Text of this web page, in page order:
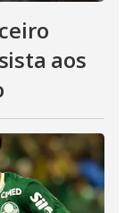
aos